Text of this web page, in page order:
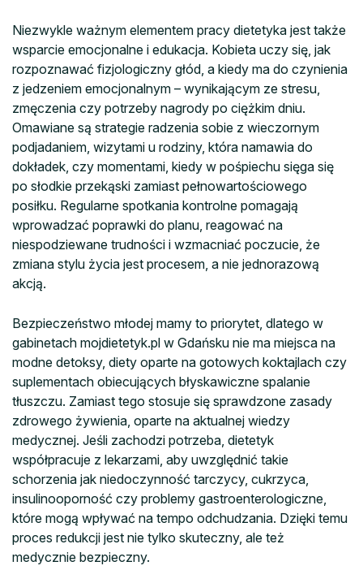
Niezwykle ważnym elementem pracy dietetyka jest także
wsparcie emocjonalne i edukacja. Kobieta uczy się, jak
rozpoznawać fizjologiczny głód, a kiedy ma do czynienia
z jedzeniem emocjonalnym – wynikającym ze stresu,
zmęczenia czy potrzeby nagrody po ciężkim dniu.
Omawiane są strategie radzenia sobie z wieczornym
podjadaniem, wizytami u rodziny, która namawia do
dokładek, czy momentami, kiedy w pośpiechu sięga się
po słodkie przekąski zamiast pełnowartościowego
posiłku. Regularne spotkania kontrolne pomagają
wprowadzać poprawki do planu, reagować na
niespodziewane trudności i wzmacniać poczucie, że
zmiana stylu życia jest procesem, a nie jednorazową
akcją.
Bezpieczeństwo młodej mamy to priorytet, dlatego w
gabinetach mojdietetyk.pl w Gdańsku nie ma miejsca na
modne detoksy, diety oparte na gotowych koktajlach czy
suplementach obiecujących błyskawiczne spalanie
tłuszczu. Zamiast tego stosuje się sprawdzone zasady
zdrowego żywienia, oparte na aktualnej wiedzy
medycznej. Jeśli zachodzi potrzeba, dietetyk
współpracuje z lekarzami, aby uwzględnić takie
schorzenia jak niedoczynność tarczycy, cukrzyca,
insulinooporność czy problemy gastroenterologiczne,
które mogą wpływać na tempo odchudzania. Dzięki temu
proces redukcji jest nie tylko skuteczny, ale też
medycznie bezpieczny.